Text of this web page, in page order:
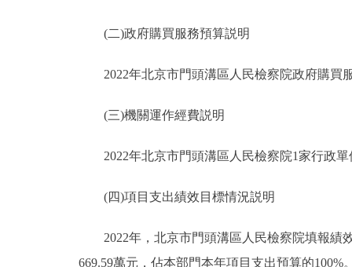
(二)政府購買服務預算説明
2022年北京市門頭溝區人民檢察院政府購買
(三)機關運作經費説明
2022年北京市門頭溝區人民檢察院1家行政單
(四)項目支出績效目標情況説明
2022年，北京市門頭溝區人民檢察院填報績效
669.59萬元，佔本部門本年項目支出預算的100%